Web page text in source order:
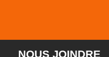
NOUS JOINDRE